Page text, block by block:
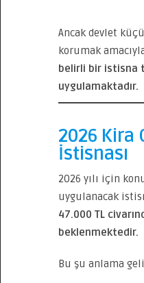
Ancak devlet
korumak
belirli bir istisna
uygulamaktadır.
2026 Kira
İstisnası
2026 yılı için
uygulanacak
47.000 TL
beklenmektedir.
Bu şu anlama